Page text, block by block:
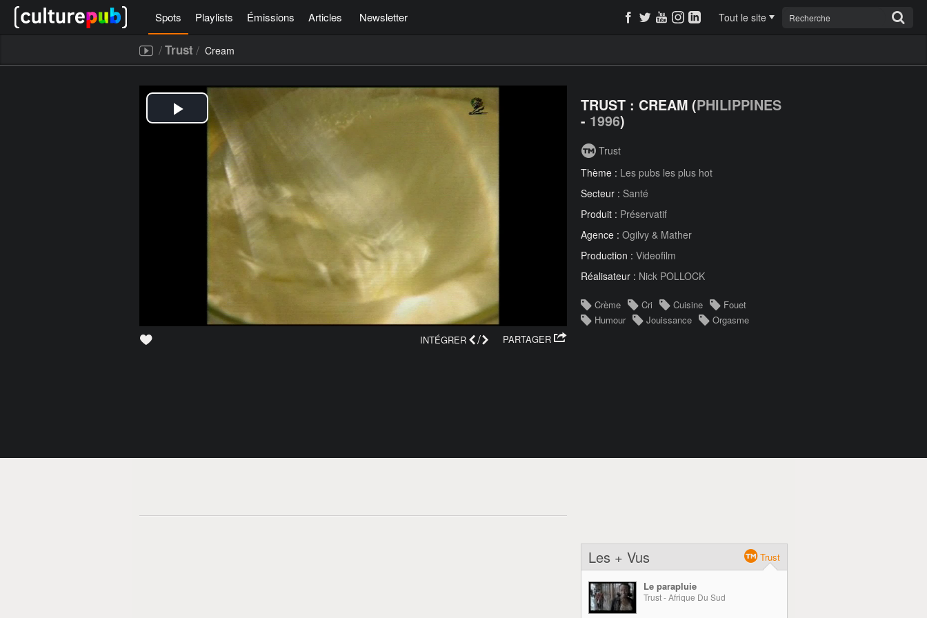
Spots Playlists Émissions Articles Newsletter Tout le site
/Trust / Cream
PARTAGER
INTÉGRER /
TRUST : CREAM (PHILIPPINES
- 1996)
Trust
Thème : Les pubs les plus hot
Secteur : Santé
Produit : Préservatif
Agence : Ogilvy & Mather
Production : Videofilm
Réalisateur : Nick POLLOCK
Crème Cri Cuisine
Fouet
Humour
Jouissance Orgasme
Les + Vus Trust
Le parapluie
Trust - Afrique Du Sud